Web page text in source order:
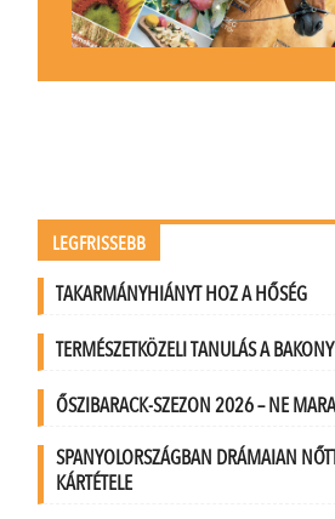
LEGFRISSEBB
TAKARMÁNYHIÁNYT HOZ A HŐSÉG
TERMÉSZETKÖZELI TANULÁS A
ŐSZIBARACK-SZEZON 2026 – NE
SPANYOLORSZÁGBAN DRÁMAIAN
KÁRTÉTELE